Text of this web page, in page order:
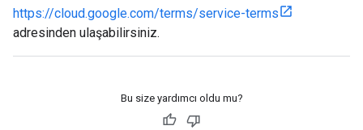
https://cloud.google.com/terms/service-terms
adresinden ulaşabilirsiniz.
Bu size yardımcı oldu mu?